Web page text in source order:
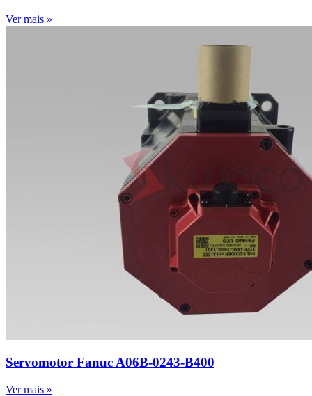
Ver mais »
Servomotor Fanuc A06B-0243-B400
Ver mais »